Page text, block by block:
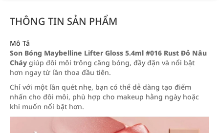
THÔNG TIN SẢN PHẨM
Mô Tả
Son Bóng Maybelline Lifter Gloss 5.4ml #016 Rust Đỏ Nâu
Cháy giúp đôi môi trông căng bóng, đầy đặn và nổi bật
hơn ngay từ lần thoa đầu tiên.
Chỉ với một lần quét nhẹ, bạn có thể dễ dàng tạo điểm
nhấn cho đôi môi, phù hợp cho makeup hằng ngày hoặc
khi muốn nổi bật hơn.